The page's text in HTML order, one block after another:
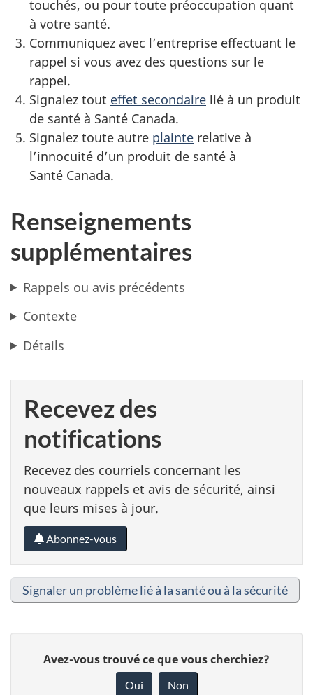
touchés, ou pour toute préoccupation quant
à votre santé.
Communiquez avec l’entreprise effectuant le
rappel si vous avez des questions sur le
rappel.
Signalez tout effet secondaire lié à un produit
de santé à Santé Canada.
Signalez toute autre plainte relative à
l’innocuité d’un produit de santé à
Santé Canada.
Renseignements
supplémentaires
Rappels ou avis précédents
Contexte
Détails
Recevez des
notifications
Recevez des courriels concernant les
nouveaux rappels et avis de sécurité, ainsi
que leurs mises à jour.
Abonnez-vous
Signaler un problème lié à la santé ou à la sécurité
Avez-vous trouvé ce que vous cherchiez?
Oui Non